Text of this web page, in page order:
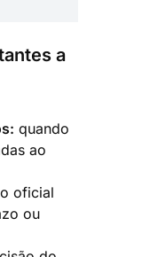
a
quando
ao
oficial
ou